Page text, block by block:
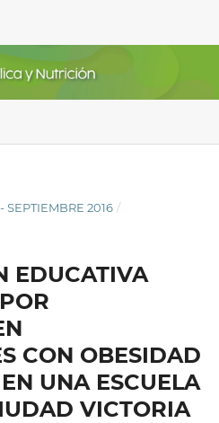
SEPTIEMBRE 2016 /
EDUCATIVA
CON OBESIDAD
UNA ESCUELA
VICTORIA